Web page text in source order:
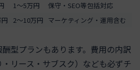
1～5万円
保守・SEO等包括対応
2～10万円 マーケティング・運用含む
型プランもあります。費用の内訳
リース・サブスク）なども必ずチ